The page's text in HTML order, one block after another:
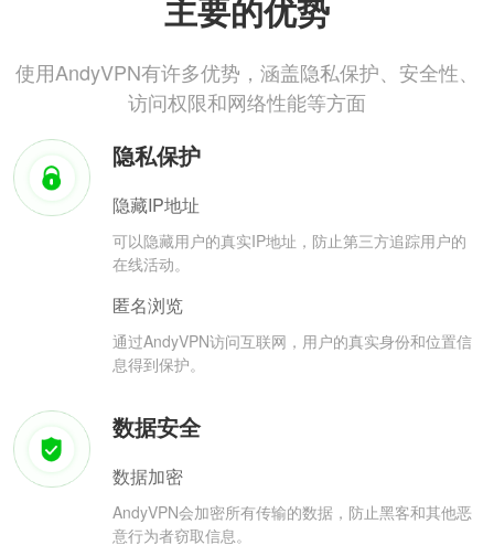
主要的优势
使用AndyVPN有许多优势，涵盖隐私保护、安全性、
访问权限和网络性能等方面
隐私保护
隐藏IP地址
可以隐藏用户的真实IP地址，防止第三方追踪用户的
在线活动。
匿名浏览
通过AndyVPN访问互联网，用户的真实身份和位置信
息得到保护。
数据安全
数据加密
AndyVPN会加密所有传输的数据，防止黑客和其他恶
意行为者窃取信息。